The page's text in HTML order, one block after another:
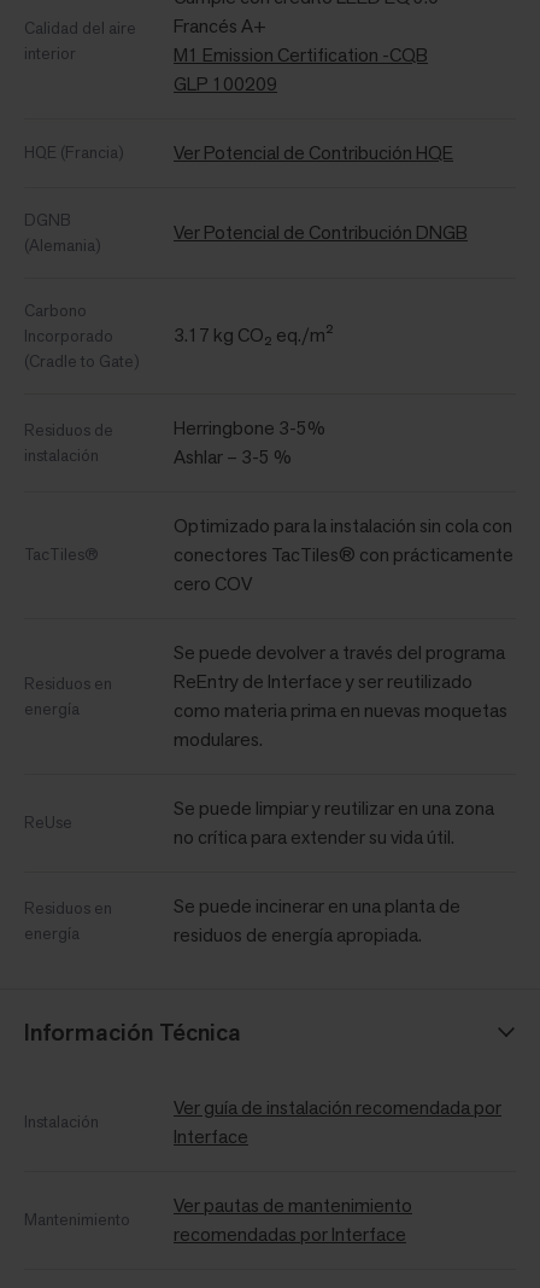
Calidad del aire
interior
Francés A+
M1 Emission Certification -CQB
GLP 100209
HQE (Francia) Ver Potencial de Contribución HQE
DGNB
(Alemania)
Ver Potencial de Contribución DNGB
Carbono
Incorporado
(Cradle to Gate)
3.17 kg CO₂ eq./m²
Residuos de
instalación
Herringbone 3-5%
Ashlar – 3-5 %
TacTiles®
Optimizado para la instalación sin cola con
conectores TacTiles® con prácticamente
cero COV
Residuos en
energía
Se puede devolver a través del programa
ReEntry de Interface y ser reutilizado
como materia prima en nuevas moquetas
modulares.
ReUse
Se puede limpiar y reutilizar en una zona
no crítica para extender su vida útil.
Residuos en
energía
Se puede incinerar en una planta de
residuos de energía apropiada.
Información Técnica
Instalación
Ver guía de instalación recomendada por
Interface
Mantenimiento
Ver pautas de mantenimiento
recomendadas por Interface